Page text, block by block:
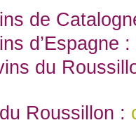
de
d’Espagne :
du
Roussillon :